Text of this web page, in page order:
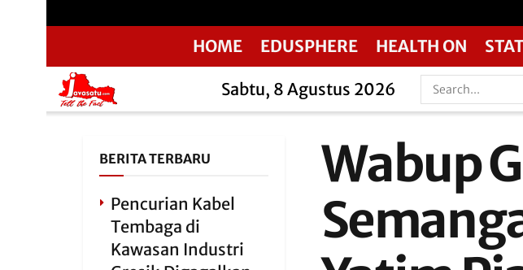
HOME EDUSPHERE HEALTH ON
Sabtu, 8 Agustus 2026
Wabup
BERITA TERBARU
Pencurian Kabel
Tembaga di
Kawasan Industri